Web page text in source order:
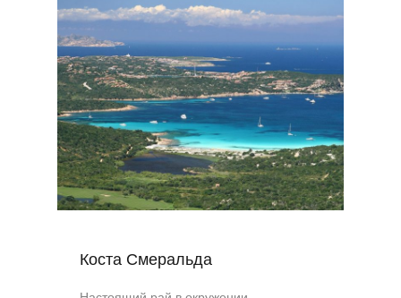
Коста Смеральда